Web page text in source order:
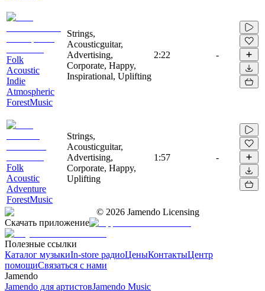
Folk
Acoustic
Indie
Atmospheric
ForestMusic
Strings,
Acousticguitar,
Advertising,
Corporate, Happy,
Inspirational, Uplifting
2:22 -
Folk
Acoustic
Adventure
ForestMusic
Strings,
Acousticguitar,
Advertising,
Corporate, Happy,
Uplifting
1:57 -
© 2026 Jamendo Licensing
Скачать приложение
Полезные ссылки
Каталог музыкиIn-store радиоЦеныКонтактыЦентр
помощиСвязаться с нами
Jamendo
Jamendo для артистовJamendo Music